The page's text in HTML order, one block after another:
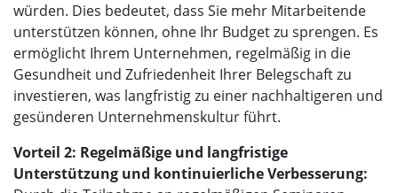
würden. Dies bedeutet, dass Sie mehr Mitarbeitende
unterstützen können, ohne Ihr Budget zu sprengen. Es
ermöglicht Ihrem Unternehmen, regelmäßig in die
Gesundheit und Zufriedenheit Ihrer Belegschaft zu
investieren, was langfristig zu einer nachhaltigeren und
gesünderen Unternehmenskultur führt.
Vorteil 2: Regelmäßige und langfristige
Unterstützung und kontinuierliche Verbesserung: